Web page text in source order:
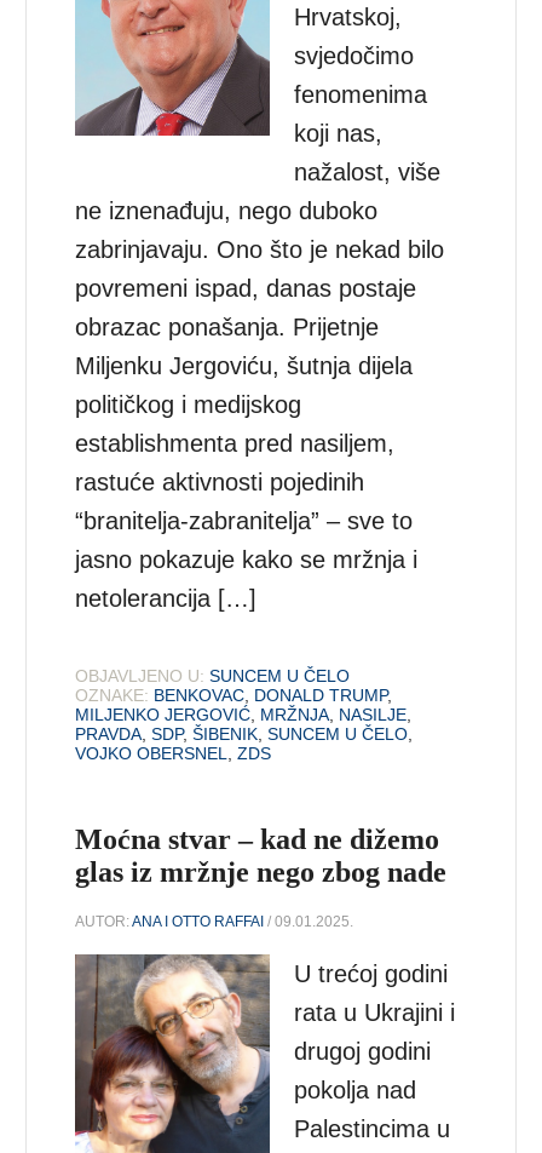
Hrvatskoj,
svjedočimo
fenomenima
koji nas,
nažalost, više
ne iznenađuju, nego duboko
zabrinjavaju. Ono što je nekad bilo
povremeni ispad, danas postaje
obrazac ponašanja. Prijetnje
Miljenku Jergoviću, šutnja dijela
političkog i medijskog
establishmenta pred nasiljem,
rastuće aktivnosti pojedinih
“branitelja-zabranitelja” – sve to
jasno pokazuje kako se mržnja i
netolerancija […]
OBJAVLJENO U: SUNCEM U ČELO
OZNAKE: BENKOVAC, DONALD TRUMP,
MILJENKO JERGOVIĆ, MRŽNJA, NASILJE,
PRAVDA,SDP,ŠIBENIK,SUNCEM U ČELO,
VOJKO OBERSNEL,ZDS
Moćna stvar – kad ne dižemo
glas iz mržnje nego zbog nade
AUTOR:ANA I OTTO RAFFAI / 09.01.2025.
U trećoj godini
rata u Ukrajini i
drugoj godini
pokolja nad
Palestincima u